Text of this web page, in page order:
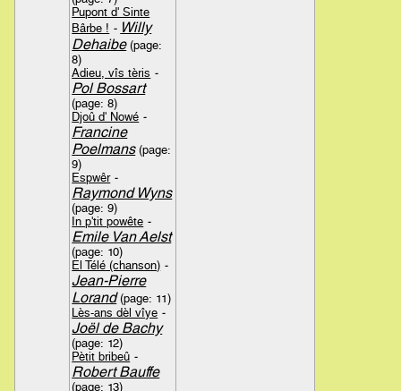
Pupont d' Sinte
Bârbe ! - Willy
Dehaibe(page:
8)
Adieu, vîs tèris -
Pol Bossart
(page: 8)
Djoû d' Nowé -
Francine
Poelmans(page:
9)
Espwêr -
Raymond Wyns
(page: 9)
In p'tit powête -
Emile Van Aelst
(page: 10)
El Télé (chanson) -
Jean-Pierre
Lorand(page: 11)
Lès-ans dèl vîye -
Joël de Bachy
(page: 12)
Pètit bribeû -
Robert Bauffe
(page: 13)